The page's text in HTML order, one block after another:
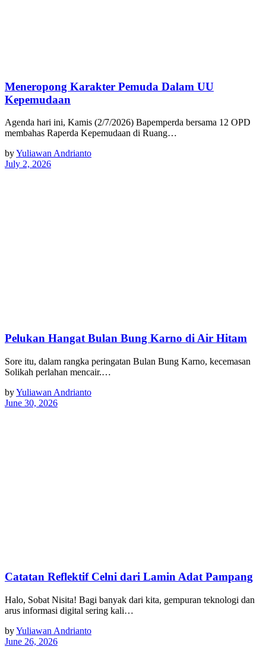
Meneropong Karakter Pemuda Dalam UU
Kepemudaan
Agenda hari ini, Kamis (2/7/2026) Bapemperda bersama 12 OPD
membahas Raperda Kepemudaan di Ruang…
byYuliawan Andrianto
July 2, 2026
Pelukan Hangat Bulan Bung Karno di Air Hitam
Sore itu, dalam rangka peringatan Bulan Bung Karno, kecemasan
Solikah perlahan mencair.…
byYuliawan Andrianto
June 30, 2026
Catatan Reflektif Celni dari Lamin Adat Pampang
Halo, Sobat Nisita! Bagi banyak dari kita, gempuran teknologi dan
arus informasi digital sering kali…
byYuliawan Andrianto
June 26, 2026